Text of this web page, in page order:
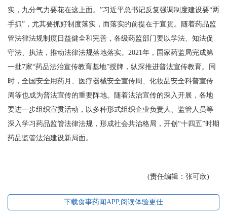
实，九分气力要花在这上面。”习近平总书记反复强调制度建设要“两
手抓”，尤其要抓好制度落实，而落实的前提在于宣贯。随着药品监
管法律法规制度日益健全和完善，各级药监部门要以学法、知法促
守法、执法，推动法律法规落地落实。2021年，国家药监局完成第
一批7家“药品法治宣传教育基地”授牌，纵深推进普法宣传教育。同
时，全国安全用药月、医疗器械安全宣传周、化妆品安全科普宣传
周等也成为普法宣传的重要阵地。随着法治宣传的深入开展，各地
要进一步组织宣贯活动，以多种形式组织企业负责人、监管人员等
深入学习药品监管法律法规，形成社会共治格局，开创“十四五”时期
药品监管法治建设新局面。
(责任编辑：张可欣)
下载食事药闻APP,阅读体验更佳